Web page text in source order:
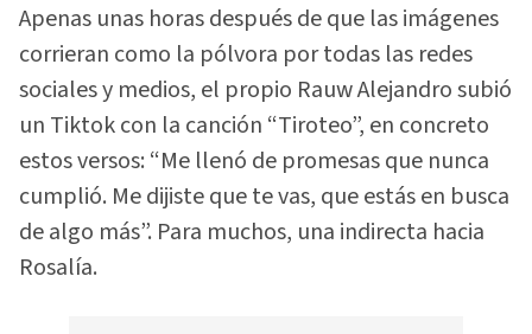
Apenas unas horas después de que las imágenes
corrieran como la pólvora por todas las redes
sociales y medios, el propio Rauw Alejandro subió
un Tiktok con la canción “Tiroteo”, en concreto
estos versos: “Me llenó de promesas que nunca
cumplió. Me dijiste que te vas, que estás en busca
de algo más”. Para muchos, una indirecta hacia
Rosalía.